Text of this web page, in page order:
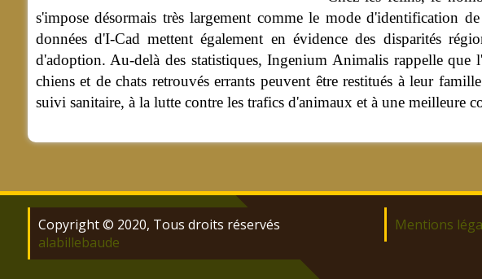
s'impose désormais très largement comme le mode d'identification
données d'I-Cad mettent également en évidence des disparités
d'adoption. Au-delà des statistiques, Ingenium Animalis rappelle que
chiens et de chats retrouvés errants peuvent être restitués à leur
suivi sanitaire, à la lutte contre les trafics d'animaux et à une meilleure
Copyright © 2020, Tous droits réservés
alabillebaude
Mentions